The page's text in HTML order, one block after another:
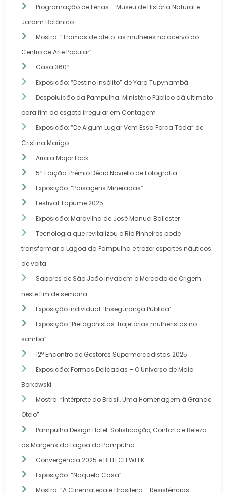
Programação de Férias – Museu de História Natural e
Jardim Botânico
Mostra: “Tramas de afeto: as mulheres no acervo do
Centro de Arte Popular”
Casa 360º
Exposição: “Destino Insólito” de Yara Tupynambá
Despoluição da Pampulha: Ministério Público dá ultimato
para fim do esgoto irregular em Contagem
Exposição: “De Algum Lugar Vem Essa Força Toda” de
Cristina Marigo
Arraia Major Lock
5ª Edição: Prêmio Décio Noviello de Fotografia
Exposição: “Paisagens Mineradas”
Festival Tapume 2025
Exposição: Maravilha de José Manuel Ballester
Tecnologia que revitalizou o Rio Pinheiros pode
transformar a Lagoa da Pampulha e trazer esportes náuticos
de volta
Sabores de São João invadem o Mercado de Origem
neste fim de semana
Exposição individual: ‘Insegurança Pública’
Exposição “Pretagonistas: trajetórias mulheristas no
samba”
12º Encontro de Gestores Supermercadistas 2025
Exposição: Formas Delicadas – O Universo de Maia
Borkowski
Mostra: “Intérprete do Brasil, Uma Homenagem à Grande
Otelo”
Pampulha Design Hotel: Sofisticação, Conforto e Beleza
às Margens da Lagoa da Pampulha
Convergência 2025 e BHTECH WEEK
Exposição: “Naquela Casa”
Mostra: “A Cinemateca é Brasileira – Resistências